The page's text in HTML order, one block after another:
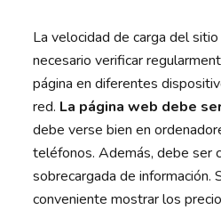
La velocidad de carga del
necesario verificar
página en diferentes
red. La página web debe
debe verse bien en
teléfonos. Además, debe ser
sobrecargada de información.
conveniente mostrar los